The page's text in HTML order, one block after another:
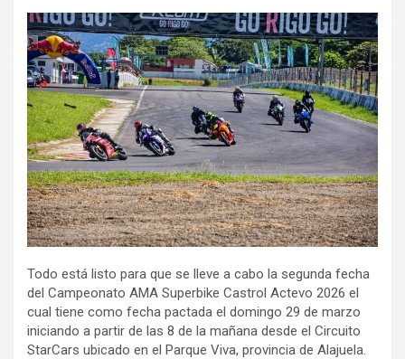
Todo está listo para que se lleve a cabo la segunda fecha
del Campeonato AMA Superbike Castrol Actevo 2026 el
cual tiene como fecha pactada el domingo 29 de marzo
iniciando a partir de las 8 de la mañana desde el Circuito
StarCars ubicado en el Parque Viva, provincia de Alajuela.